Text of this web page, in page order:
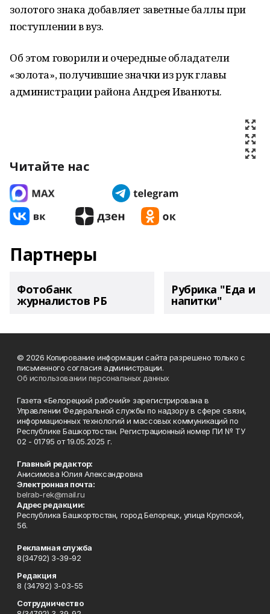
золотого знака добавляет заветные баллы при
поступлении в вуз.
Об этом говорили и очередные обладатели
«золота», получившие значки из рук главы
администрации района Андрея Иванюты.
Читайте нас
Партнеры
Фотобанк
журналистов РБ
Рубрика "Еда и
напитки"
© 2026 Копирование информации сайта разрешено только с
письменного согласия администрации.
Об использовании персональных данных
Газета «Белорецкий рабочий» зарегистрирована в
Управлении Федеральной службы по надзору в сфере связи,
информационных технологий и массовых коммуникаций по
Республике Башкортостан. Регистрационный номер ПИ № ТУ
02 - 01795 от 19.05.2025 г.
Главный редактор:
Анисимова Юлия Александровна
Электронная почта:
belrab-rek@mail.ru
Адрес редакции:
Республика Башкортостан, город Белорецк, улица Крупской,
56.
Рекламная служба
8(34792) 3-39-92
Редакция
8 (34792) 3-03-55
Сотрудничество